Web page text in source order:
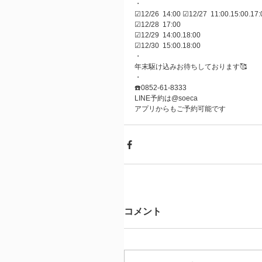
・
☑︎12/26  14:00 ☑︎12/27
☑︎12/28  17:00
☑︎12/29  14:00.18:00
☑︎12/30  15:00.18:00
・
年末駆け込みお待ちしております🥰
・
☎️0852-61-8333
LINE予約は@soeca
アプリからもご予約可能です
コメント